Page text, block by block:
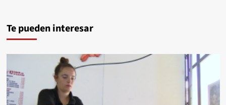
Te pueden interesar